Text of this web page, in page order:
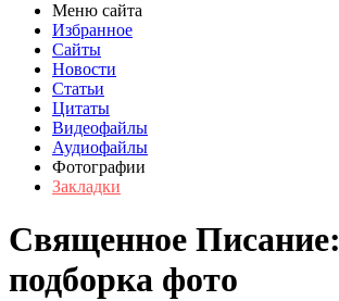
Меню сайта
Избранное
Сайты
Новости
Статьи
Цитаты
Видеофайлы
Аудиофайлы
Фотографии
Закладки
Священное Писание:
подборка фото